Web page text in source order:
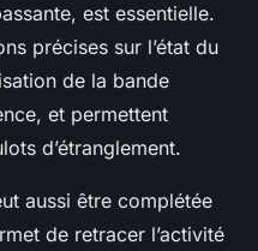
est essentielle.
précises sur l’état du
de la bande
et permettent
d’étranglement.
aussi être complétée
de retracer l’activité